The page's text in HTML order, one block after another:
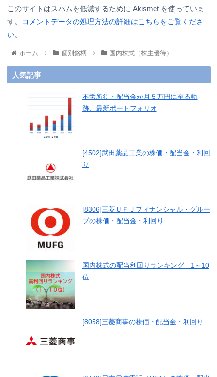
このサイトはスパムを低減するために Akismet を使っていま
す。
コメントデータの処理方法の詳細はこちらをご覧くださ
い。
ホーム 個別銘柄 国内株式（株主優待）
人気記事
不労所得・配当金が月５万円に至る軌
跡、最新ポートフォリオ
[4502]武田薬品工業の株価・配当金・利回
り
[8306]三菱ＵＦＪフィナンシャル・グルー
プの株価・配当金・利回り
国内株式の配当利回りランキング 1～10
位
[8058]三菱商事の株価・配当金・利回り